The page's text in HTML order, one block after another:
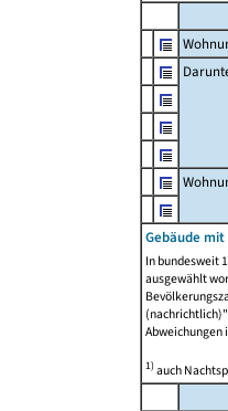
Gebäude
In bundesweit
ausgewählt
Abweichungen
1)auch